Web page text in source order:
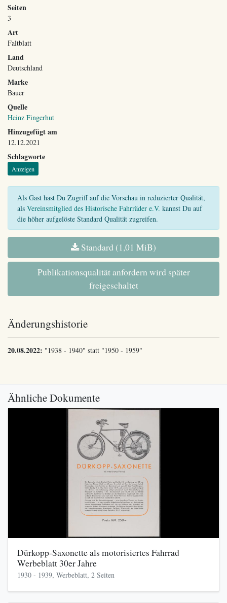
Seiten
3
Art
Faltblatt
Land
Deutschland
Marke
Bauer
Quelle
Heinz Fingerhut
Hinzugefügt am
12.12.2021
Schlagworte
Anzeigen
Als Gast hast Du Zugriff auf die Vorschau in reduzierter Qualität,
als Vereinsmitglied des Historische Fahrräder e.V. kannst Du auf
die höher aufgelöste Standard Qualität zugreifen.
Standard (1,01 MiB)
Publikationsqualität anfordern wird später
freigeschaltet
Änderungshistorie
20.08.2022: "1938 - 1940" statt "1950 - 1959"
Ähnliche Dokumente
Dürkopp-Saxonette als motorisiertes Fahrrad
Werbeblatt 30er Jahre
1930 - 1939, Werbeblatt, 2 Seiten